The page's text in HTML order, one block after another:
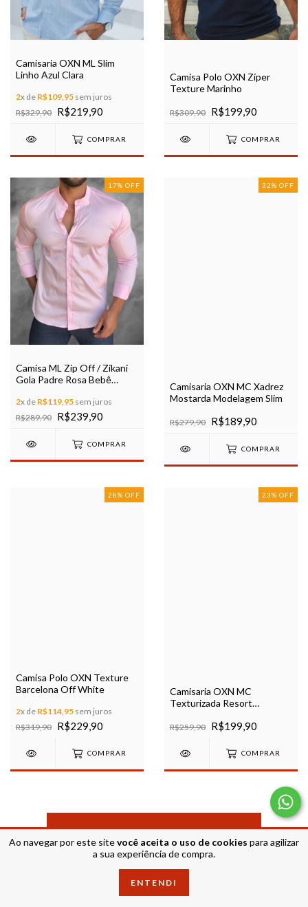
Ao navegar por este sitevocê aceita o uso de cookies para agilizar
a sua experiência de compra.
ENTENDI
Camisaria OXN ML Slim
Linho Azul Clara
2x de R$109,95 sem juros
R$329,90 R$219,90
COMPRAR
Camisa Polo OXN Zíper
Texture Marinho
R$309,90 R$199,90
COMPRAR
17% OFF
Camisa ML Zip Off / Zikani
Gola Padre Rosa Bebê
Ref 35675
2x de R$119,95 sem juros
R$289,90 R$239,90
COMPRAR
32% OFF
Camisaria OXN MC Xadrez
Mostarda Modelagem Slim
R$279,90 R$189,90
COMPRAR
28% OFF
Camisa Polo OXN Texture
Barcelona Off White
2x de R$114,95 sem juros
R$319,90 R$229,90
COMPRAR
23% OFF
Camisaria OXN MC
Texturizada Resort
R$259,90 R$199,90
COMPRAR
MOSTRAR MAIS PRODUTOS